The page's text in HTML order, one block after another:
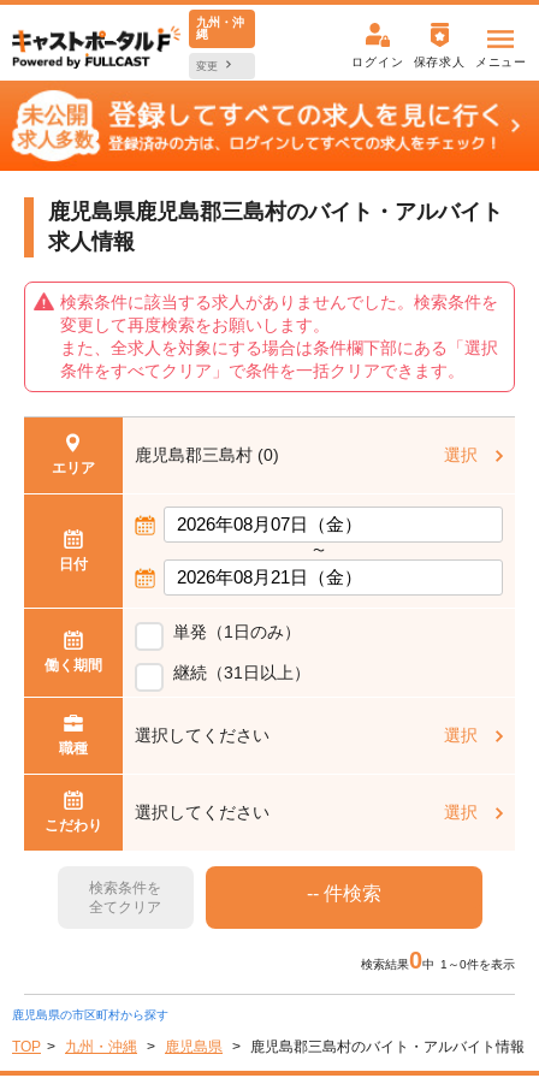
九州・沖
縄
変更 ログイン 保存求人 メニュー
鹿児島県鹿児島郡三島村のバイト・アルバイト
求人情報
検索条件に該当する求人がありませんでした。検索条件を
変更して再度検索をお願いします。
また、全求人を対象にする場合は条件欄下部にある「選択
条件をすべてクリア」で条件を一括クリアできます。
エリア
鹿児島郡三島村 (0) 選択
日付
〜
働く期間
単発（1日のみ）
継続（31日以上）
職種
選択してください 選択
こだわり
選択してください 選択
検索条件を
全てクリア
検索結果0中 1～0件を表示
鹿児島県の市区町村から探す
TOP 九州・沖縄 鹿児島県 鹿児島郡三島村のバイト・アルバイト情報